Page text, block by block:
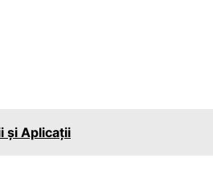
și Aplicații